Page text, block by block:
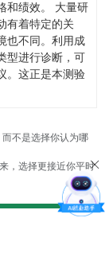
和绩效。 大量研
有着特定的关
也不同。利用成
型进行诊断，可
。这正是本测验
而不是选择你认为哪
，选择更接近你平时